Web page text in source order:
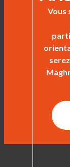
Vous